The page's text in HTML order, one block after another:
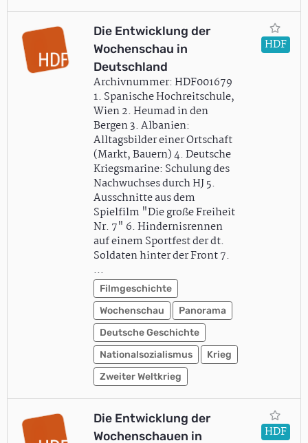
Die Entwicklung der
Wochenschau in
Deutschland
Archivnummer: HDF001679
1. Spanische Hochreitschule,
Wien 2. Heumad in den
Bergen 3. Albanien:
Alltagsbilder einer Ortschaft
(Markt, Bauern) 4. Deutsche
Kriegsmarine: Schulung des
Nachwuchses durch HJ 5.
Ausschnitte aus dem
Spielfilm "Die große Freiheit
Nr. 7" 6. Hindernisrennen
auf einem Sportfest der dt.
Soldaten hinter der Front 7.
…
Filmgeschichte
Wochenschau
Panorama
Deutsche Geschichte
Nationalsozialismus
Krieg
Zweiter Weltkrieg
HDF
Die Entwicklung der
Wochenschauen in
HDF